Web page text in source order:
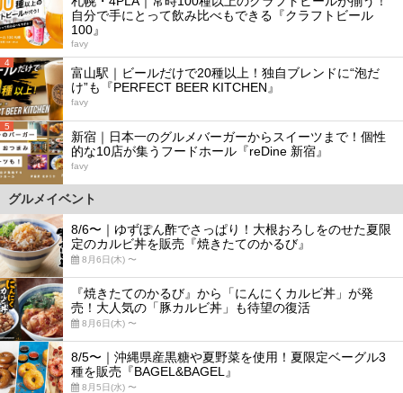
自分で手にとって飲み比べもできる『クラフトビール
100』
favy
4
富山駅｜ビールだけで20種以上！独自ブレンドに“泡だ
け”も『PERFECT BEER KITCHEN』
favy
5
新宿｜日本一のグルメバーガーからスイーツまで！個性
的な10店が集うフードホール『reDine 新宿』
favy
グルメイベント
8/6〜｜ゆずぽん酢でさっぱり！大根おろしをのせた夏限
定のカルビ丼を販売『焼きたてのかるび』
8月6日(木) 〜
『焼きたてのかるび』から「にんにくカルビ丼」が発
売！大人気の「豚カルビ丼」も待望の復活
8月6日(木) 〜
8/5〜｜沖縄県産黒糖や夏野菜を使用！夏限定ベーグル3
種を販売『BAGEL&BAGEL』
8月5日(水) 〜